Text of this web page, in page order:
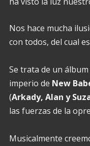
Nos hace mucha
con todos, del cual
Se trata de un
imperio de New
(Arkady, Alan y
las fuerzas de la
Musicalmente